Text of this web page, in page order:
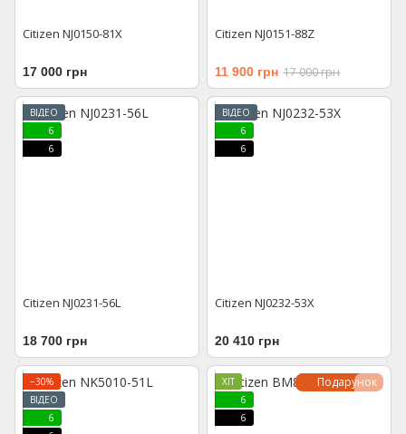
Citizen NJ0150-81X
17 000 грн
Citizen NJ0151-88Z
11 900 грн 17 000 грн
ВІДЕО
6
6
Citizen NJ0231-56L
18 700 грн
ВІДЕО
6
6
Citizen NJ0232-53X
20 410 грн
−30%
ВІДЕО
6
Подарунок
ХІТ
6
6